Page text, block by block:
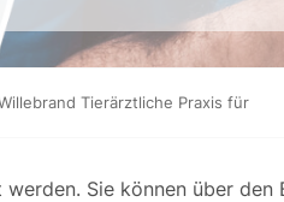
Tierärztliche Praxis für
Sie können über den